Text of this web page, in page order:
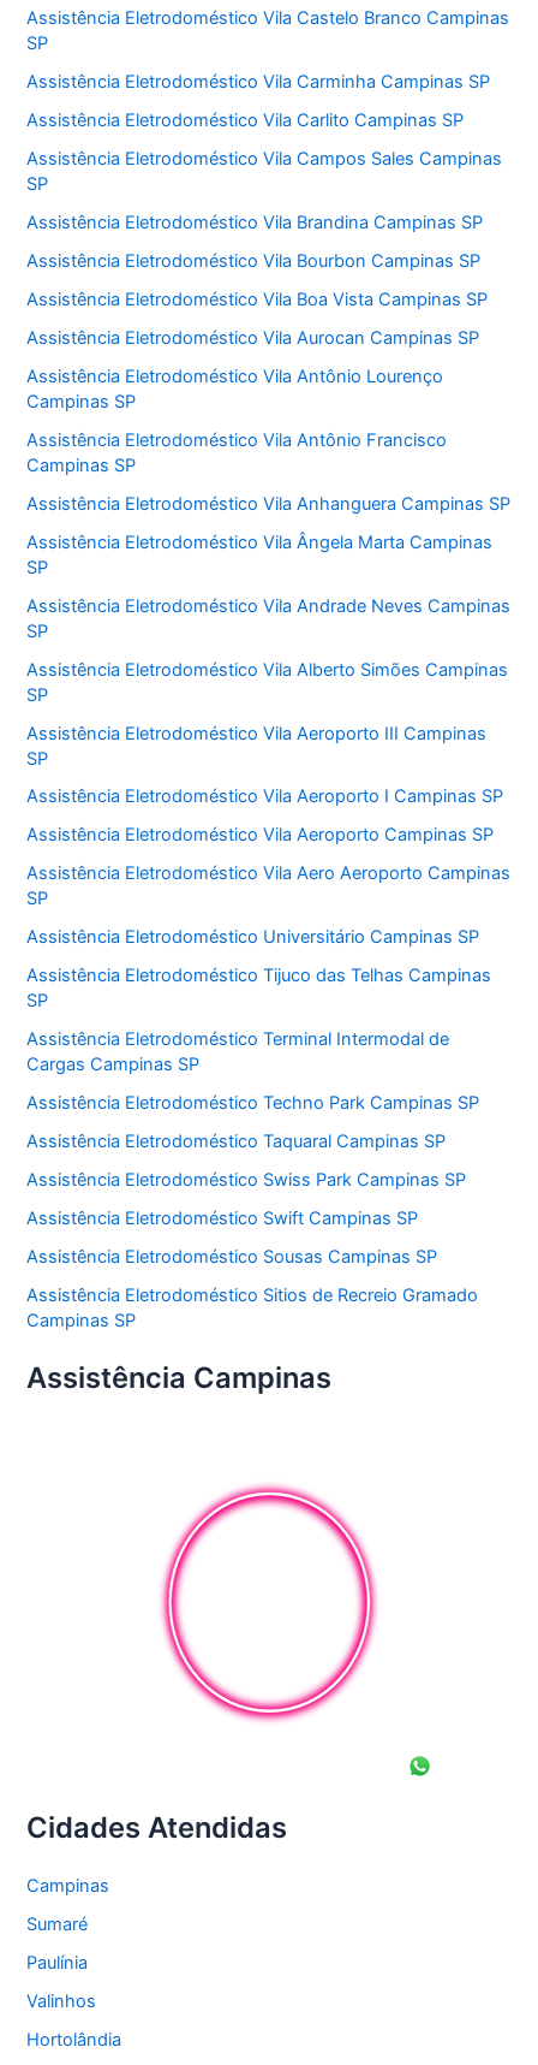
Assistência Eletrodoméstico Vila Castelo Branco Campinas
SP
Assistência Eletrodoméstico Vila Carminha Campinas SP
Assistência Eletrodoméstico Vila Carlito Campinas SP
Assistência Eletrodoméstico Vila Campos Sales Campinas
SP
Assistência Eletrodoméstico Vila Brandina Campinas SP
Assistência Eletrodoméstico Vila Bourbon Campinas SP
Assistência Eletrodoméstico Vila Boa Vista Campinas SP
Assistência Eletrodoméstico Vila Aurocan Campinas SP
Assistência Eletrodoméstico Vila Antônio Lourenço
Campinas SP
Assistência Eletrodoméstico Vila Antônio Francisco
Campinas SP
Assistência Eletrodoméstico Vila Anhanguera Campinas SP
Assistência Eletrodoméstico Vila Ângela Marta Campinas
SP
Assistência Eletrodoméstico Vila Andrade Neves Campinas
SP
Assistência Eletrodoméstico Vila Alberto Simões Campinas
SP
Assistência Eletrodoméstico Vila Aeroporto III Campinas
SP
Assistência Eletrodoméstico Vila Aeroporto I Campinas SP
Assistência Eletrodoméstico Vila Aeroporto Campinas SP
Assistência Eletrodoméstico Vila Aero Aeroporto Campinas
SP
Assistência Eletrodoméstico Universitário Campinas SP
Assistência Eletrodoméstico Tijuco das Telhas Campinas
SP
Assistência Eletrodoméstico Terminal Intermodal de
Cargas Campinas SP
Assistência Eletrodoméstico Techno Park Campinas SP
Assistência Eletrodoméstico Taquaral Campinas SP
Assistência Eletrodoméstico Swiss Park Campinas SP
Assistência Eletrodoméstico Swift Campinas SP
Assistência Eletrodoméstico Sousas Campinas SP
Assistência Eletrodoméstico Sitios de Recreio Gramado
Campinas SP
Assistência Campinas
Cidades Atendidas
Campinas
Sumaré
Paulínia
Valinhos
Hortolândia